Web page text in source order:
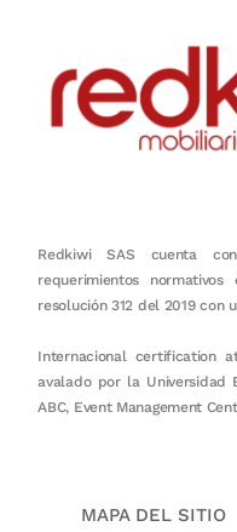
Redkiwi SAS cuenta
requerimientos
resolución 312 del 2019 con
Internacional certification
avalado por la Universidad
ABC, Event Management
MAPA DEL SITIO